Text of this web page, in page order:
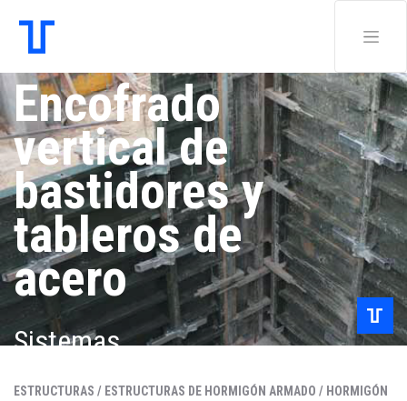
Encofrado
vertical de
bastidores y
tableros de
acero
Sistemas
ESTRUCTURAS / ESTRUCTURAS DE HORMIGÓN ARMADO / HORMIGÓN